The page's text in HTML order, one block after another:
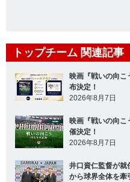
トップチーム 関連記事
映画『戦いの向こ
布決定！
2026年8月7日
映画『戦いの向こ
催決定！
2026年8月7日
井口資仁監督が就
から球界全体を牽